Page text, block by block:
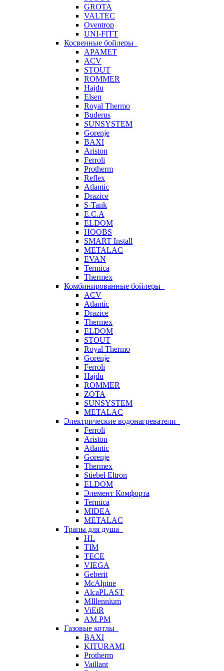
GROTA
VALTEC
Oventrop
UNI-FITT
Косвенные бойлеры
APAMET
ACV
STOUT
ROMMER
Hajdu
Elsen
Royal Thermo
Buderus
SUNSYSTEM
Gorenje
BAXI
Ariston
Ferroli
Protherm
Reflex
Atlantic
Drazice
S-Tank
E.C.A
ELDOM
HOOBS
SMART Install
METALAC
EVAN
Termica
Thermex
Комбинированные бойлеры
ACV
Atlantic
Drazice
Thermex
ELDOM
STOUT
Royal Thermo
Gorenje
Ferroli
Hajdu
ROMMER
ZOTA
SUNSYSTEM
METALAC
Электрические водонагреватели
Ferroli
Ariston
Atlantic
Gorenje
Thermex
Stiebel Eltron
ELDOM
Элемент Комфорта
Termica
MIDEA
METALAC
Трапы для душа
HL
TIM
TECE
VIEGA
Geberit
McAlpine
AlcaPLAST
MIllennium
ViEiR
AM.PM
Газовые котлы
BAXI
KITURAMI
Protherm
Vaillant